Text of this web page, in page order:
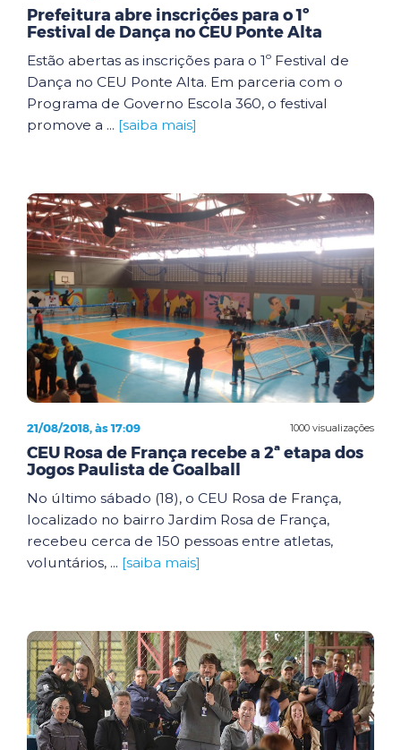
Prefeitura abre inscrições para o 1º
Festival de Dança no CEU Ponte Alta
Estão abertas as inscrições para o 1º Festival de
Dança no CEU Ponte Alta. Em parceria com o
Programa de Governo Escola 360, o festival
promove a ... [saiba mais]
1000 visualizações
21/08/2018, às 17:09
CEU Rosa de França recebe a 2ª etapa dos
Jogos Paulista de Goalball
No último sábado (18), o CEU Rosa de França,
localizado no bairro Jardim Rosa de França,
recebeu cerca de 150 pessoas entre atletas,
voluntários, ... [saiba mais]